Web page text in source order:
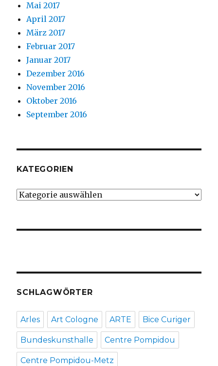
Mai 2017
April 2017
März 2017
Februar 2017
Januar 2017
Dezember 2016
November 2016
Oktober 2016
September 2016
KATEGORIEN
Kategorien
SCHLAGWÖRTER
Arles Art Cologne ARTE Bice Curiger
Bundeskunsthalle Centre Pompidou
Centre Pompidou-Metz